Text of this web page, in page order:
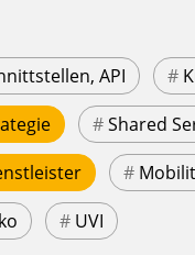
API #
#Shared
#
# UVI